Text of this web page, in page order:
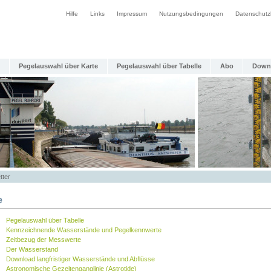
Hilfe Links Impressum Nutzungsbedingungen
Pegelauswahl über Karte Pegelauswahl über Tabelle Abo
Pegelauswahl über Tabelle
Kennzeichnende Wasserstände und Pegelkennwerte
Zeitbezug der Messwerte
Der Wasserstand
Download langfristiger Wasserstände und Abflüsse
Astronomische Gezeitenganglinie (Astrotide)